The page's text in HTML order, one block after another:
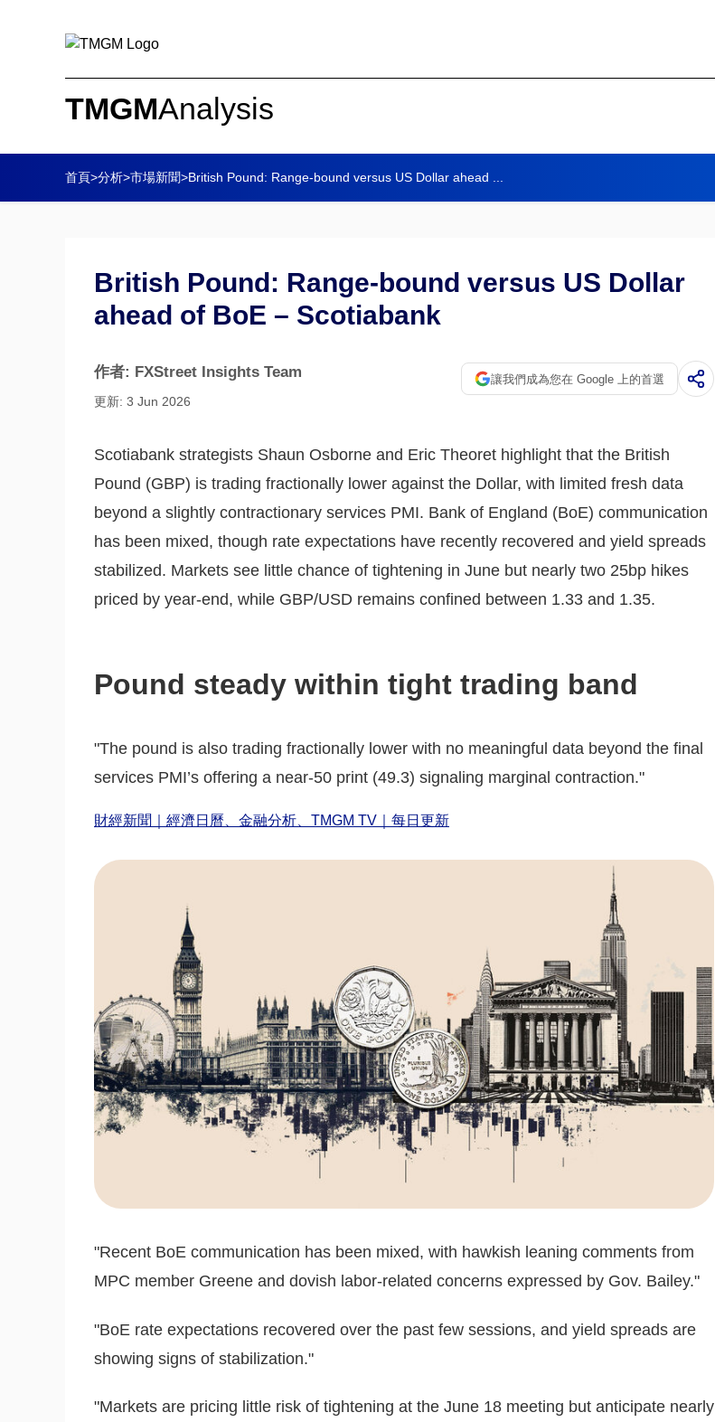
TMGMAnalysis
首頁>分析>市場新聞>British Pound: Range-bound versus US Dollar ahead ...
British Pound: Range-bound versus US Dollar
ahead of BoE – Scotiabank
作者: FXStreet Insights Team
更新: 3 Jun 2026
讓我們成為您在 Google 上的首選
Scotiabank strategists Shaun Osborne and Eric Theoret highlight that the British
Pound (GBP) is trading fractionally lower against the Dollar, with limited fresh data
beyond a slightly contractionary services PMI. Bank of England (BoE) communication
has been mixed, though rate expectations have recently recovered and yield spreads
stabilized. Markets see little chance of tightening in June but nearly two 25bp hikes
priced by year-end, while GBP/USD remains confined between 1.33 and 1.35.
Pound steady within tight trading band
"The pound is also trading fractionally lower with no meaningful data beyond the final
services PMI’s offering a near-50 print (49.3) signaling marginal contraction."
財經新聞｜經濟日曆、金融分析、TMGM TV｜每日更新
"Recent BoE communication has been mixed, with hawkish leaning comments from
MPC member Greene and dovish labor-related concerns expressed by Gov. Bailey."
"BoE rate expectations recovered over the past few sessions, and yield spreads are
showing signs of stabilization."
"Markets are pricing little risk of tightening at the June 18 meeting but anticipate nearly